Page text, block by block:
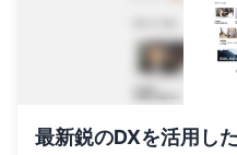
最新鋭のDXを活用し